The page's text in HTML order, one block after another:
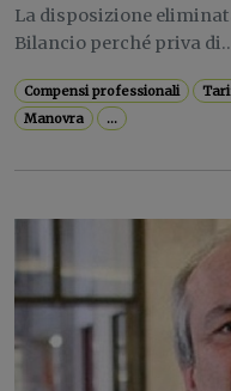
La disposizione
Bilancio perché priva
Compensi professionali
Manovra
...